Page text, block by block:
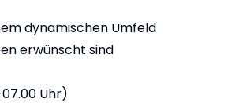
dynamischen Umfeld
erwünscht sind
Uhr)